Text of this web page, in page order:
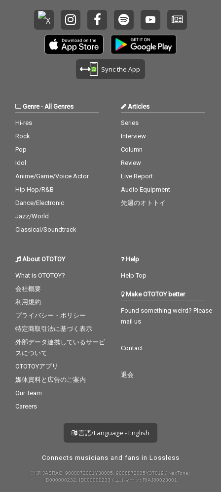
もが一度は経験する初
恋をMORISAKI WINが
その気持ちにそっと寄
り添う曲を歌い上げた
新作を収録。
Sync the App
Genre-All Genres
Hi-res
Rock
Pop
Idol
Anime/Game/Voice Actor
Hip Hop/R&B
Dance/Electronic
Jazz/World
Classical/Soundtrack
Articles
Series
Interview
Column
Review
Live Report
Audio Equipment
先週のオトトイ
About OTOTOY
What is OTOTOY?
会社概要
利用規約
プライバシー・ポリシー
特定商取引法に基づく表示
外部データ連携しているサービ
スについて
OTOTOYアプリ
媒体資料と広告のご案内
Our Team
Careers
Help
Help Top
Make OTOTOY better
Found something weird? Please
mail us
Contact
退会
言語/Language - English
Connects musicians and fans in Lossless
許諾 JASRAC: 9008872001Y30005, 9008872005Y37019 / NexTone:
ID000000232, ID000000233 / エルマーク: RIAJ80023001